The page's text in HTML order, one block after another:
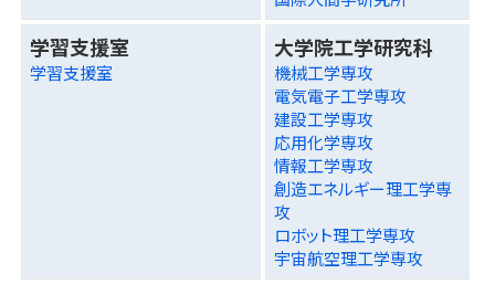
学習支援室
学習支援室
大学院工学研究科
機械工学専攻
電気電子工学専攻
建設工学専攻
応用化学専攻
情報工学専攻
創造エネルギー理工学専
攻
ロボット理工学専攻
宇宙航空理工学専攻